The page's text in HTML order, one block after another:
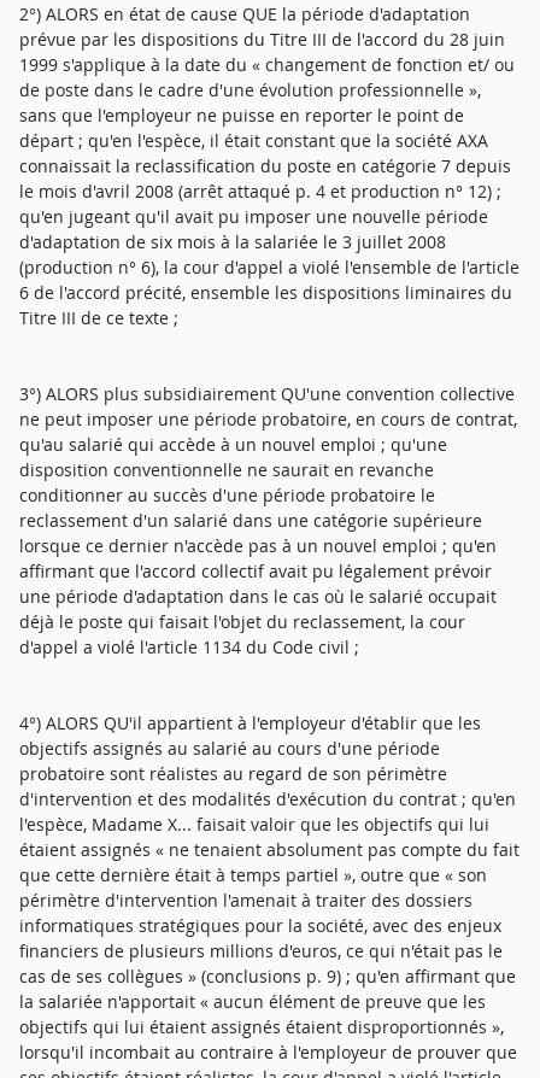
2°) ALORS en état de cause QUE la période d'adaptation
prévue par les dispositions du Titre III de l'accord du 28 juin
1999 s'applique à la date du « changement de fonction et/ ou
de poste dans le cadre d'une évolution professionnelle »,
sans que l'employeur ne puisse en reporter le point de
départ ; qu'en l'espèce, il était constant que la société AXA
connaissait la reclassification du poste en catégorie 7 depuis
le mois d'avril 2008 (arrêt attaqué p. 4 et production n° 12) ;
qu'en jugeant qu'il avait pu imposer une nouvelle période
d'adaptation de six mois à la salariée le 3 juillet 2008
(production n° 6), la cour d'appel a violé l'ensemble de l'article
6 de l'accord précité, ensemble les dispositions liminaires du
Titre III de ce texte ;
3°) ALORS plus subsidiairement QU'une convention collective
ne peut imposer une période probatoire, en cours de contrat,
qu'au salarié qui accède à un nouvel emploi ; qu'une
disposition conventionnelle ne saurait en revanche
conditionner au succès d'une période probatoire le
reclassement d'un salarié dans une catégorie supérieure
lorsque ce dernier n'accède pas à un nouvel emploi ; qu'en
affirmant que l'accord collectif avait pu légalement prévoir
une période d'adaptation dans le cas où le salarié occupait
déjà le poste qui faisait l'objet du reclassement, la cour
d'appel a violé l'article 1134 du Code civil ;
4°) ALORS QU'il appartient à l'employeur d'établir que les
objectifs assignés au salarié au cours d'une période
probatoire sont réalistes au regard de son périmètre
d'intervention et des modalités d'exécution du contrat ; qu'en
l'espèce, Madame X... faisait valoir que les objectifs qui lui
étaient assignés « ne tenaient absolument pas compte du fait
que cette dernière était à temps partiel », outre que « son
périmètre d'intervention l'amenait à traiter des dossiers
informatiques stratégiques pour la société, avec des enjeux
financiers de plusieurs millions d'euros, ce qui n'était pas le
cas de ses collègues » (conclusions p. 9) ; qu'en affirmant que
la salariée n'apportait « aucun élément de preuve que les
objectifs qui lui étaient assignés étaient disproportionnés »,
lorsqu'il incombait au contraire à l'employeur de prouver que